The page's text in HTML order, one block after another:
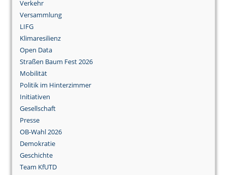
Verkehr
Versammlung
LIFG
Klimaresilienz
Open Data
Straßen Baum Fest 2026
Mobilität
Politik im Hinterzimmer
Initiativen
Gesellschaft
Presse
OB-Wahl 2026
Demokratie
Geschichte
Team KfUTD